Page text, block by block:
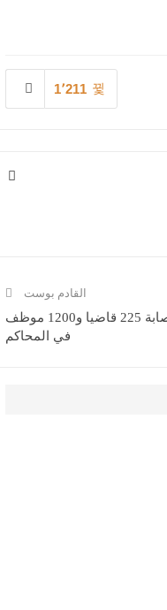
1٬211
القادم بوست
كورونا تضرب القضاة في الأردن .. إصابة 225 قاضيا و1200 موظف
في المحاكم